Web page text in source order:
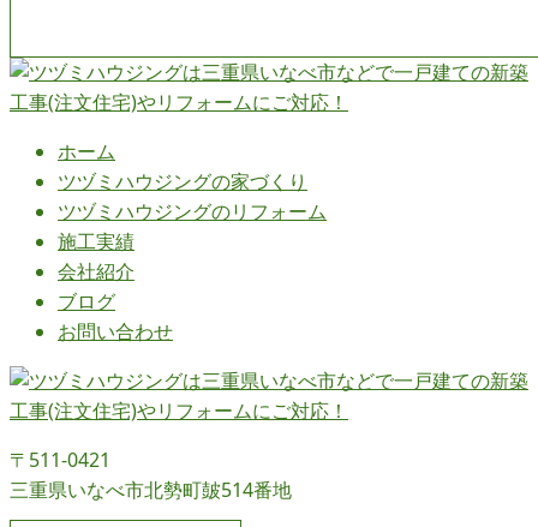
ホーム
ツヅミハウジングの家づくり
ツヅミハウジングのリフォーム
施工実績
会社紹介
ブログ
お問い合わせ
〒511-0421
三重県いなべ市北勢町皷514番地